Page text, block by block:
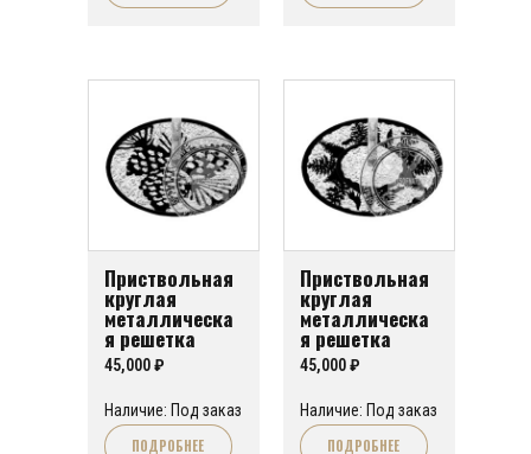
Приствольная
круглая
металлическа
я решетка
“Шишки”
45,000₽
Наличие: Под заказ
ПОДРОБНЕЕ
Приствольная
круглая
металлическа
я решетка
“Волки”
45,000₽
Наличие: Под заказ
ПОДРОБНЕЕ